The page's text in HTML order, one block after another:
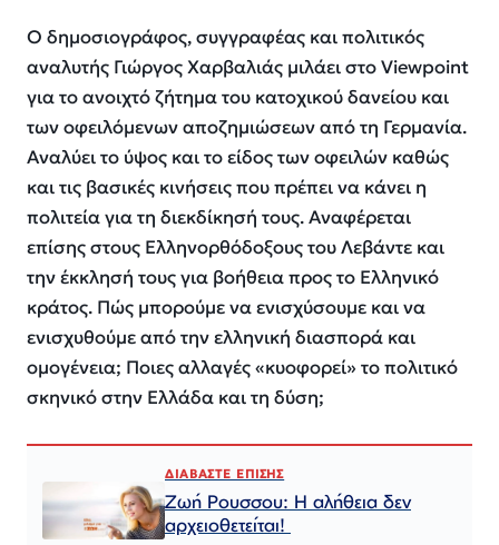
Ο δημοσιογράφος, συγγραφέας και πολιτικός
αναλυτής Γιώργος Χαρβαλιάς μιλάει στο Viewpoint
για το ανοιχτό ζήτημα του κατοχικού δανείου και
των οφειλόμενων αποζημιώσεων από τη Γερμανία.
Αναλύει το ύψος και το είδος των οφειλών καθώς
και τις βασικές κινήσεις που πρέπει να κάνει η
πολιτεία για τη διεκδίκησή τους. Αναφέρεται
επίσης στους Ελληνορθόδοξους του Λεβάντε και
την έκκλησή τους για βοήθεια προς το Ελληνικό
κράτος. Πώς μπορούμε να ενισχύσουμε και να
ενισχυθούμε από την ελληνική διασπορά και
ομογένεια; Ποιες αλλαγές «κυοφορεί» το πολιτικό
σκηνικό στην Ελλάδα και τη δύση;
ΔΙΑΒΑΣΤΕ ΕΠΙΣΗΣ
Ζωή Ρουσσου: Η αλήθεια δεν
αρχειοθετείται!